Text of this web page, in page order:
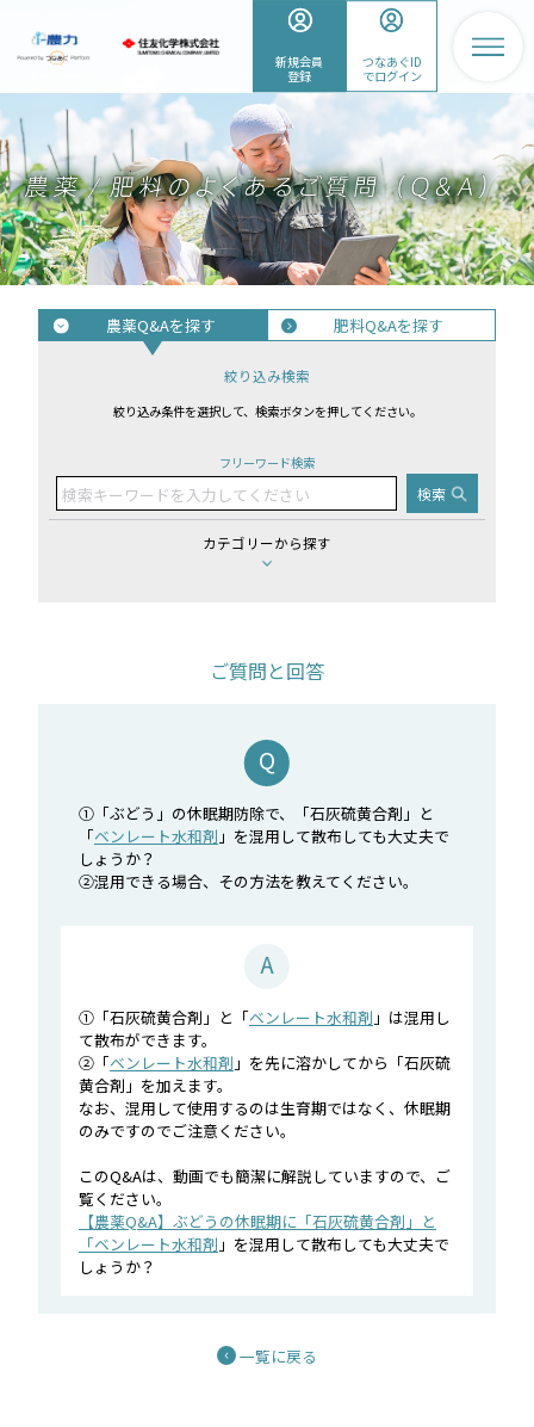
新規会員
登録
つなあぐID
でログイン
農薬Q&Aを探す 肥料Q&Aを探す
絞り込み検索
絞り込み条件を選択して、検索ボタンを押してください。
フリーワード検索
カテゴリーから探す
ご質問と回答
①「ぶどう」の休眠期防除で、「石灰硫黄合剤」と
「ベンレート水和剤 」を混用して散布しても大丈夫で
しょうか？
②混用できる場合、その方法を教えてください。
①「石灰硫黄合剤」と「ベンレート水和剤 」は混用し
て散布ができます。
②「ベンレート水和剤 」を先に溶かしてから「石灰硫
黄合剤」を加えます。
なお、混用して使用するのは生育期ではなく、休眠期
のみですのでご注意ください。
このQ&Aは、動画でも簡潔に解説していますので、ご
覧ください。
【農薬Q&A】ぶどうの休眠期に「石灰硫黄合剤」と
「ベンレート水和剤 」を混用して散布しても大丈夫で
しょうか？
一覧に戻る